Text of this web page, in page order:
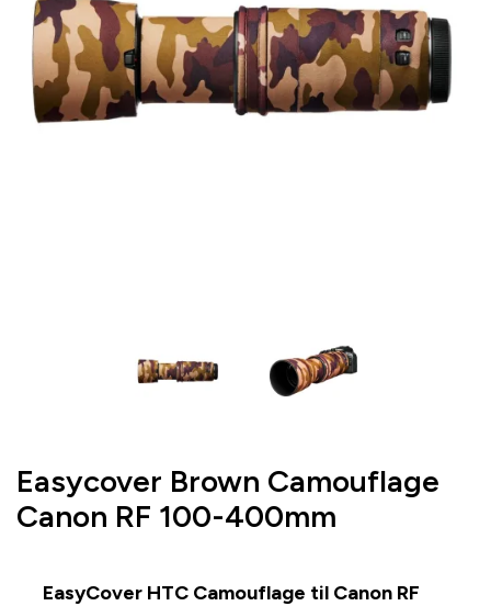
Easycover Brown Camouflage
Canon RF 100-400mm
EasyCover HTC Camouflage til Canon RF